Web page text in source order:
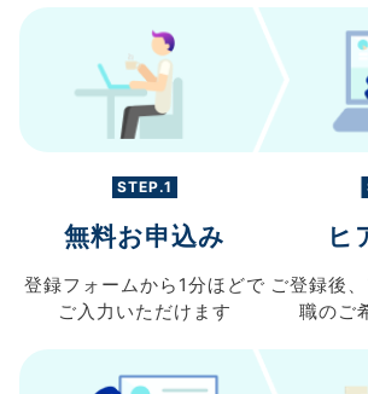
STEP.1
無料お申込み
登録フォームから 1分ほどで
ご入力 いただけます
ヒ
ご登録後、
職のご